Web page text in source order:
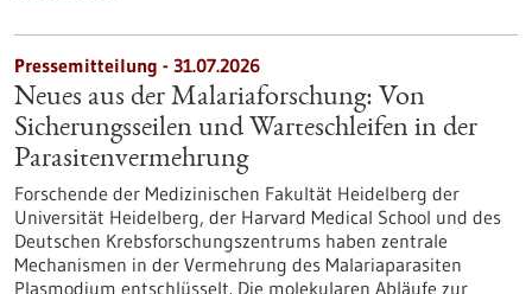
Pressemitteilung - 31.07.2026
Neues aus der Malariaforschung: Von
Sicherungsseilen und Warteschleifen in der
Parasitenvermehrung
Forschende der Medizinischen Fakultät Heidelberg der
Universität Heidelberg, der Harvard Medical School und des
Deutschen Krebsforschungszentrums haben zentrale
Mechanismen in der Vermehrung des Malariaparasiten
Plasmodium entschlüsselt. Die molekularen Abläufe zur